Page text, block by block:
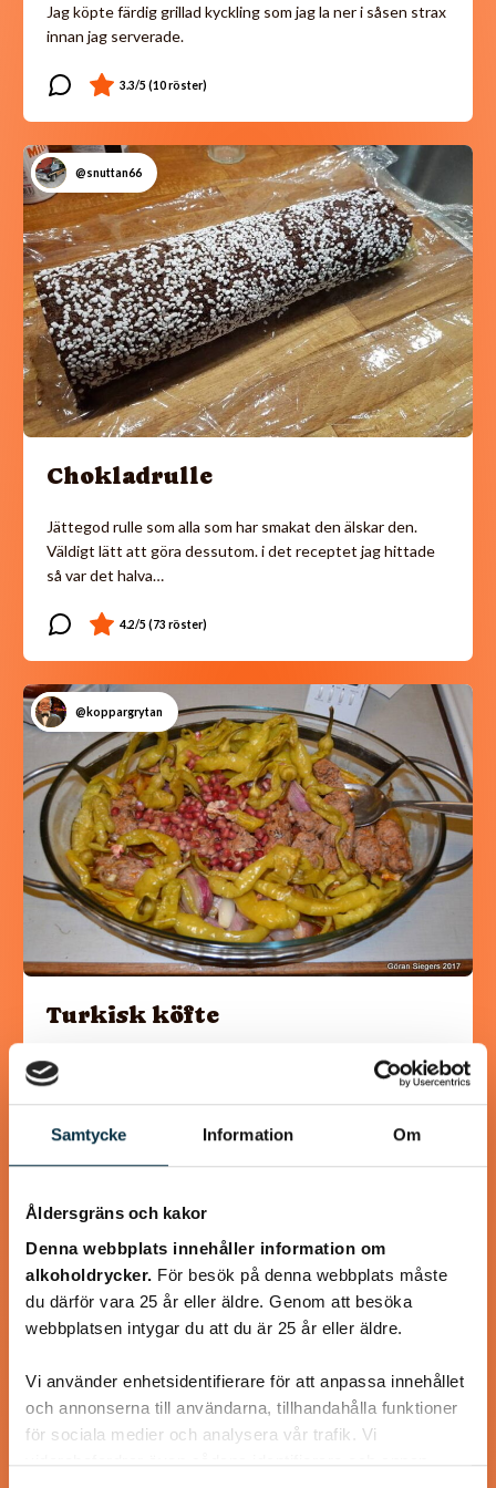
Samtycke Information Om
Åldersgräns och kakor
Denna webbplats innehåller information om
alkoholdrycker. För besök på denna webbplats måste
du därför vara 25 år eller äldre. Genom att besöka
webbplatsen intygar du att du är 25 år eller äldre.
Vi använder enhetsidentifierare för att anpassa innehållet
och annonserna till användarna, tillhandahålla funktioner
för sociala medier och analysera vår trafik. Vi
Jag köpte färdig grillad kyckling som jag la ner i såsen strax
innan jag serverade.
@snuttan66
Chokladrulle
Jättegod rulle som alla som har smakat den älskar den.
Väldigt lätt att göra dessutom. i det receptet jag hittade
så var det halva…
@koppargrytan
Turkisk köfte
En längtan till Turkisk mat